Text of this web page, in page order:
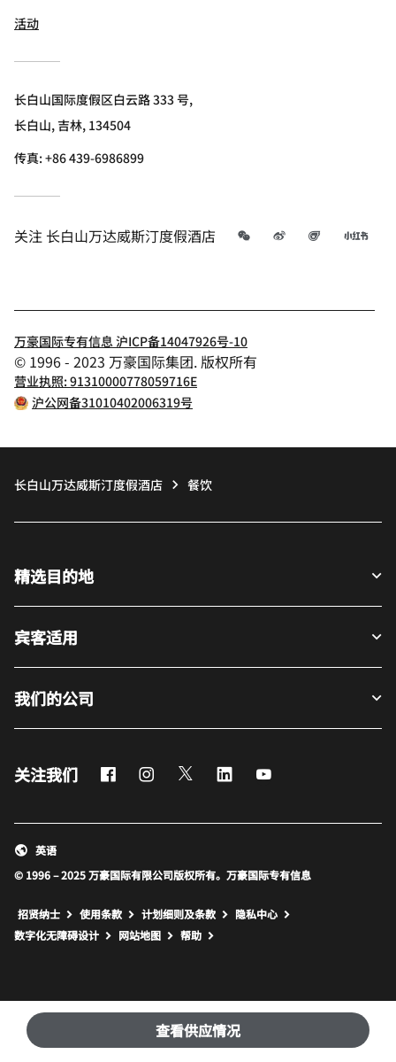
查看供应情况
活动
长白山国际度假区白云路 333 号,
长白山, 吉林, 134504
传真:+86 439-6986899
关注长白山万达威斯汀度假酒店 微信 微博 飞猪 小
万豪国际专有信息 沪ICP备14047926号-10
© 1996 - 2023 万豪国际集团. 版权所有
营业执照: 91310000778059716E
沪公网备31010402006319号
长白山万达威斯汀度假酒店 餐饮
精选目的地
宾客适用
我们的公司
关注我们 FacebookInstagram
Twitter LinkedIn
© 1996 – 2025 万豪国际有限公司版权所有。万豪国际专有信息
英语
招贤纳士 使用条款 计划细则及条款
隐私中心
数字化无障碍设计
网站地图 打开新窗口
帮助